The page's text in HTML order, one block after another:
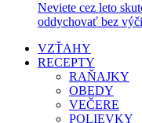
Neviete cez leto
oddychovať bez
VZŤAHY
RECEPTY
RAŇAJKY
OBEDY
VEČERE
POLIEVKY